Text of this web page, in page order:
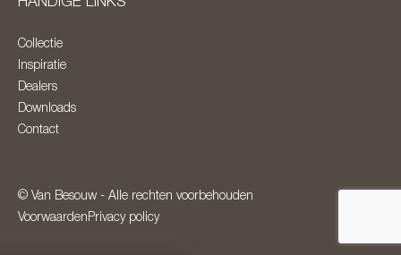
Collectie
Inspiratie
Dealers
Downloads
Contact
© Van Besouw - Alle rechten voorbehouden
Voorwaarden Privacy policy